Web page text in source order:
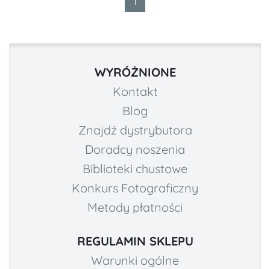
WYRÓŻNIONE
Kontakt
Blog
Znajdź dystrybutora
Doradcy noszenia
Biblioteki chustowe
Konkurs Fotograficzny
Metody płatności
REGULAMIN SKLEPU
Warunki ogólne